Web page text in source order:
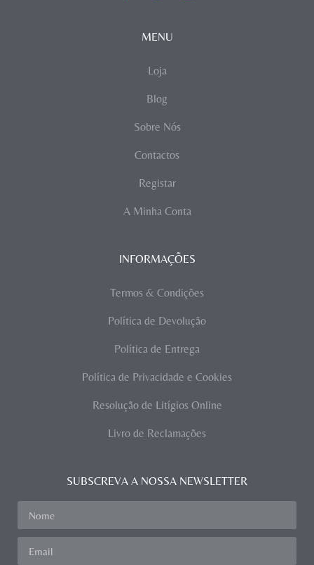
MENU
Loja
Blog
Sobre Nós
Contactos
Registar
A Minha Conta
INFORMAÇÕES
Termos & Condições
Política de Devolução
Política de Entrega
Política de Privacidade e Cookies
Resolução de Litígios Online
Livro de Reclamações
SUBSCREVA A NOSSA NEWSLETTER